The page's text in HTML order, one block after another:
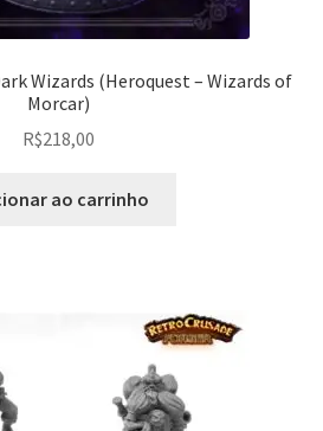
Wizards (Heroquest – Wizards of
Morcar)
R$218,00
ao carrinho